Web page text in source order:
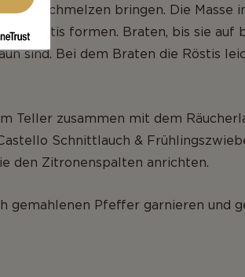
zum schmelzen bringen. Die Masse
Röstis formen. Braten, bis sie auf
sind. Bei dem Braten die Röstis
Teller zusammen mit dem
Schnittlauch &
den Zitronenspalten anrichten.
gemahlenen Pfeffer garnieren und